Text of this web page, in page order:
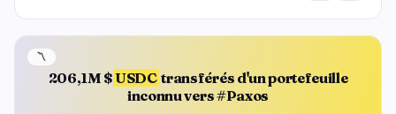
206,1M $USDC transférés d'un portefeuille
inconnu vers #Paxos
〽️